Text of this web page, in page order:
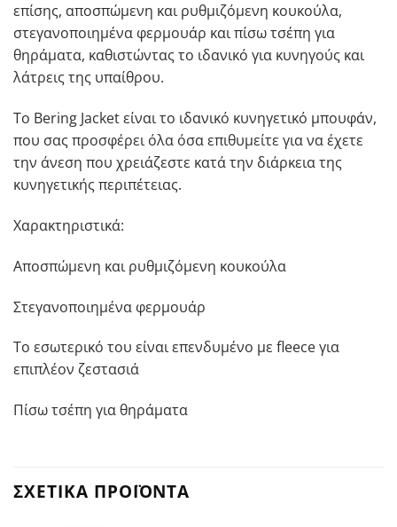
επίσης, αποσπώμενη και ρυθμιζόμενη κουκούλα,
στεγανοποιημένα φερμουάρ και πίσω τσέπη για
θηράματα, καθιστώντας το ιδανικό για κυνηγούς και
λάτρεις της υπαίθρου.
Το Bering Jacket είναι το ιδανικό κυνηγετικό μπουφάν,
που σας προσφέρει όλα όσα επιθυμείτε για να έχετε
την άνεση που χρειάζεστε κατά την διάρκεια της
κυνηγετικής περιπέτειας.
Χαρακτηριστικά:
Αποσπώμενη και ρυθμιζόμενη κουκούλα
Στεγανοποιημένα φερμουάρ
Το εσωτερικό του είναι επενδυμένο με fleece για
επιπλέον ζεστασιά
Πίσω τσέπη για θηράματα
ΣΧΕΤΙΚΆ ΠΡΟΪΌΝΤΑ